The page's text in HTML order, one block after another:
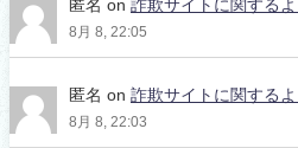
匿名 on 詐欺サイトに関する
8月 8, 22:05
匿名 on 詐欺サイトに関する
8月 8, 22:03